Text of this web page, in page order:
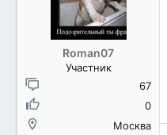
Roman07
Участник
67
0
Москва